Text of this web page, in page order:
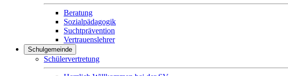
Beratung
Sozialpädagogik
Suchtprävention
Vertrauenslehrer
Schulgemeinde
Schülervertretung